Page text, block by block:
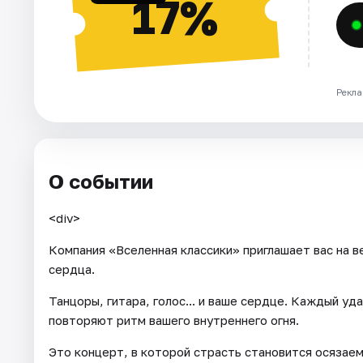
17%
О событии
<div>
Компания «Вселенная классики» приглашает вас
сердца.
Танцоры, гитара, голос... и ваше сердце. Каждый
повторяют ритм вашего внутреннего огня.
Это концерт, в которой страсть становится